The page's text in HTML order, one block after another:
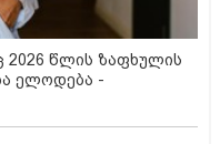
2026 წლის ზაფხულის
ელოდება -